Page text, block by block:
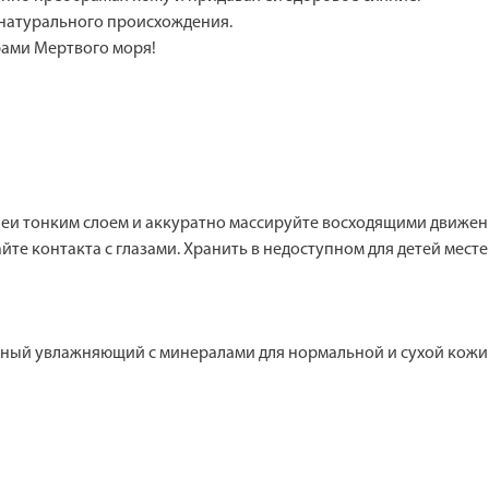
происхождения.
Мертвого моря!
тонким слоем и аккуратно массируйте восходящими
контакта с глазами. Хранить в недоступном для детей
увлажняющий с минералами для нормальной и сухой